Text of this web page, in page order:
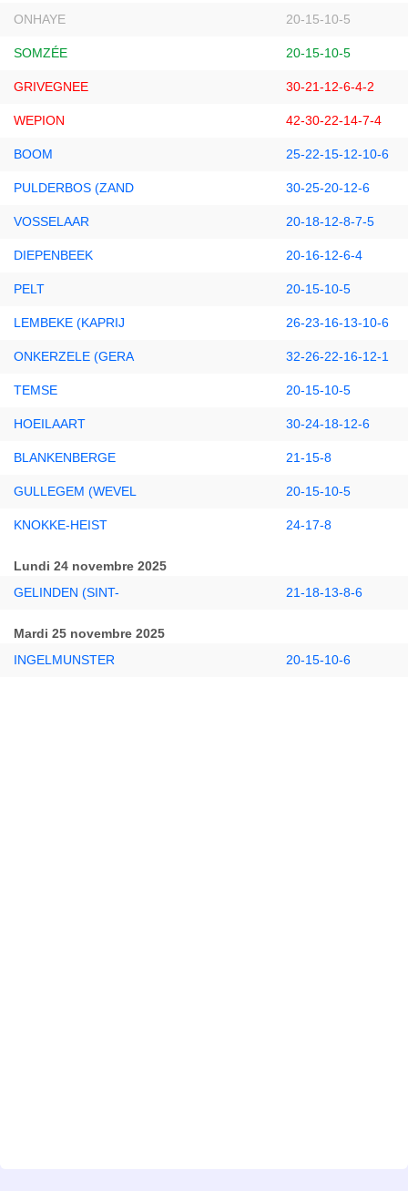
ONHAYE 20-15-10-5
SOMZÉE 20-15-10-5
GRIVEGNEE 30-21-12-6-4-2
WEPION 42-30-22-14-7-4
BOOM 25-22-15-12-10-6
PULDERBOS (ZAND 30-25-20-12-6
VOSSELAAR 20-18-12-8-7-5
DIEPENBEEK 20-16-12-6-4
PELT 20-15-10-5
LEMBEKE (KAPRIJ 26-23-16-13-10-6
ONKERZELE (GERA 32-26-22-16-12-1
TEMSE 20-15-10-5
HOEILAART 30-24-18-12-6
BLANKENBERGE 21-15-8
GULLEGEM (WEVEL 20-15-10-5
KNOKKE-HEIST 24-17-8
Lundi 24 novembre 2025
GELINDEN (SINT-
21-18-13-8-6
Mardi 25 novembre 2025
INGELMUNSTER
20-15-10-6